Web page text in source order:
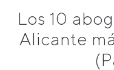
Los 10
Alicante